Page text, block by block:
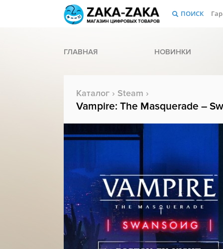
ПОИСК
ГЛАВНАЯ НОВИНКИ
Каталог › Steam ›
Vampire: The Masquerade –